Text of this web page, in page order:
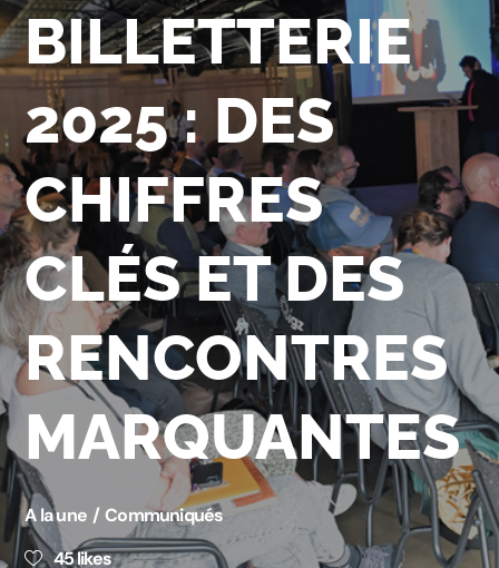
BILLETTERIE
2025 : DES
CHIFFRES
CLÉS ET DES
RENCONTRES
MARQUANTES
A la une
Communiqués
45likes